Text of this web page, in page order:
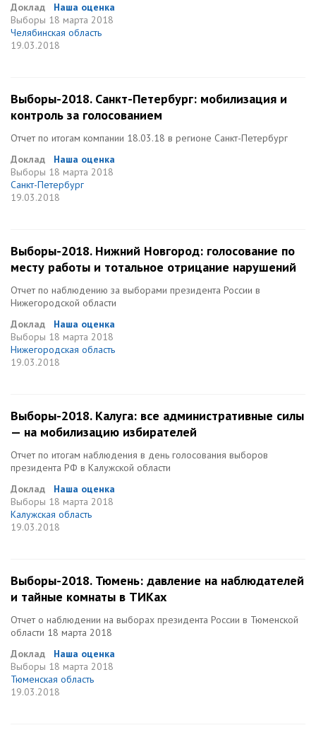
Доклад
Наша оценка
Выборы 18 марта 2018
Челябинская область
19.03.2018
Выборы-2018. Санкт-Петербург: мобилизация и
контроль за голосованием
Отчет по итогам компании 18.03.18 в регионе Санкт-Петербург
Доклад
Наша оценка
Выборы 18 марта 2018
Санкт-Петербург
19.03.2018
Выборы-2018. Нижний Новгород: голосование по
месту работы и тотальное отрицание нарушений
Отчет по наблюдению за выборами президента России в
Нижегородской области
Доклад
Наша оценка
Выборы 18 марта 2018
Нижегородская область
19.03.2018
Выборы-2018. Калуга: все административные силы
— на мобилизацию избирателей
Отчет по итогам наблюдения в день голосования выборов
президента РФ в Калужской области
Доклад
Наша оценка
Выборы 18 марта 2018
Калужская область
19.03.2018
Выборы-2018. Тюмень: давление на наблюдателей
и тайные комнаты в ТИКах
Отчет о наблюдении на выборах президента России в Тюменской
области 18 марта 2018
Доклад
Наша оценка
Выборы 18 марта 2018
Тюменская область
19.03.2018